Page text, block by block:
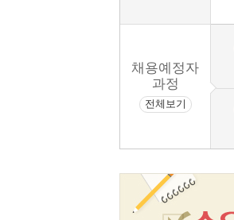
채용예정자
과정
전체보기